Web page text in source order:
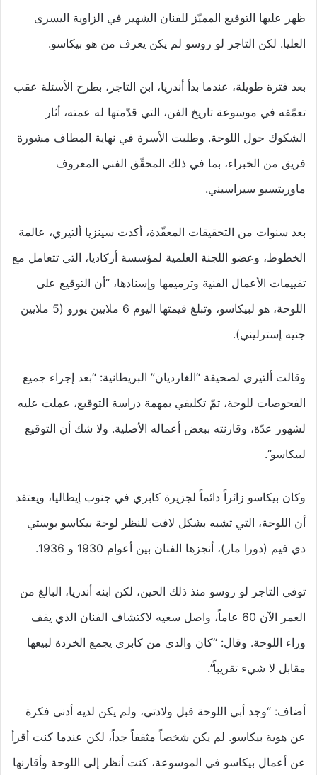
ظهر عليها التوقيع المميّز للفنان الشهير في الزاوية اليسرى
العليا. لكن التاجر لو روسو لم يكن يعرف من هو بيكاسو.
بعد فترة طويلة، عندما بدأ أندريا، ابن التاجر، بطرح الأسئلة عقب
تعمّقه في موسوعة تاريخ الفن، التي قدّمتها له عمته، أثار
الشكوك حول اللوحة. وطلبت الأسرة في نهاية المطاف مشورة
فريق من الخبراء، بما في ذلك المحقّق الفني المعروف
ماوريتسيو سيراسيني.
بعد سنوات من التحقيقات المعقّدة، أكدت سينزيا ألتيري، عالمة
الخطوط، وعضو اللجنة العلمية لمؤسسة أركاديا، التي تتعامل مع
تقييمات الأعمال الفنية وترميمها وإسنادها، “أن التوقيع على
اللوحة، هو لبيكاسو، وتبلغ قيمتها اليوم 6 ملايين يورو (5 ملايين
جنيه إسترليني).
وقالت ألتيري لصحيفة “الغارديان” البريطانية: “بعد إجراء جميع
الفحوصات للوحة، تمّ تكليفي بمهمة دراسة التوقيع، عملت عليه
لشهور عدّة، وقارنته ببعض أعماله الأصلية. ولا شك أن التوقيع
لبيكاسو”.
وكان بيكاسو زائراً دائماً لجزيرة كابري في جنوب إيطاليا، ويعتقد
أن اللوحة، التي تشبه بشكل لافت للنظر لوحة بيكاسو بوستي
دي فيم (دورا مار)، أنجزها الفنان بين أعوام 1930 و 1936.
توفي التاجر لو روسو منذ ذلك الحين، لكن ابنه أندريا، البالغ من
العمر الآن 60 عاماً، واصل سعيه لاكتشاف الفنان الذي يقف
وراء اللوحة. وقال: “كان والدي من كابري يجمع الخردة لبيعها
مقابل لا شيء تقريباً”.
أضاف: “وجد أبي اللوحة قبل ولادتي، ولم يكن لديه أدنى فكرة
عن هوية بيكاسو. لم يكن شخصاً مثقفاً جداً، لكن عندما كنت أقرأ
عن أعمال بيكاسو في الموسوعة، كنت أنظر إلى اللوحة وأقارنها